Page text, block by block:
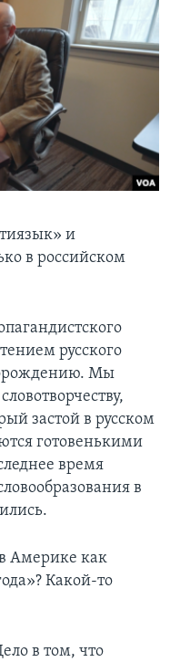
и
в российском
русского
Мы
застой в русском
готовенькими
время
в
Америке как
Какой-то
в том, что